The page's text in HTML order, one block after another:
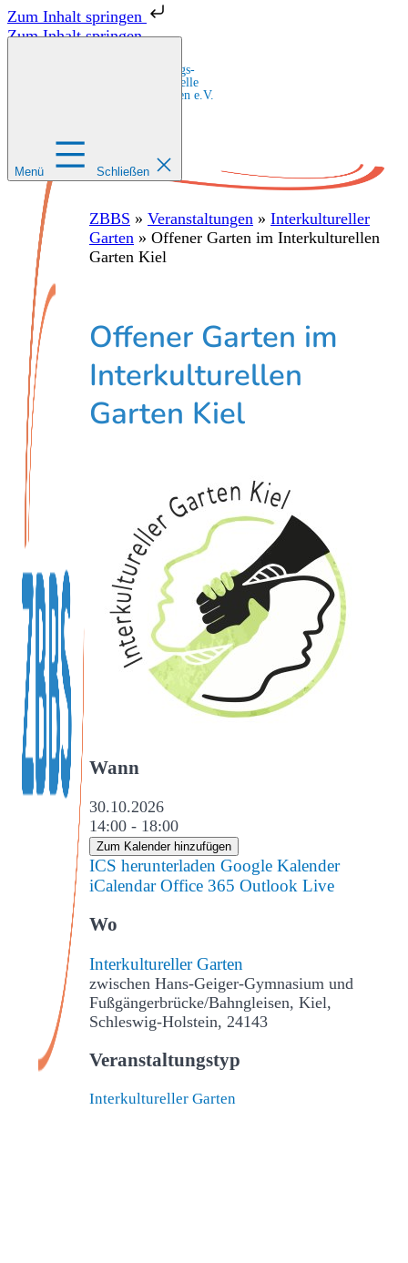
Zum Inhalt springen
Zum Inhalt springen
Zentrale Bildungs-
und Beratungsstelle
für Migrant:innen e.V.
Menü Schließen
ZBBS » Veranstaltungen » Interkultureller
Garten » Offener Garten im Interkulturellen
Garten Kiel
Offener Garten im
Interkulturellen
Garten Kiel
Wann
30.10.2026
14:00 - 18:00
Zum Kalender hinzufügen
ICS herunterladen Google Kalender
iCalendar Office 365 Outlook Live
Wo
Interkultureller Garten
zwischen Hans-Geiger-Gymnasium und
Fußgängerbrücke/Bahngleisen, Kiel,
Schleswig-Holstein, 24143
Veranstaltungstyp
Interkultureller Garten